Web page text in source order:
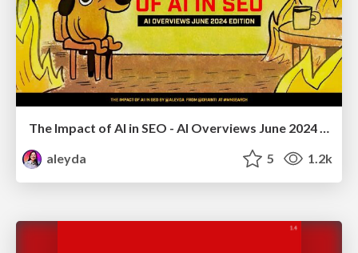
aleyda
5 1.2k